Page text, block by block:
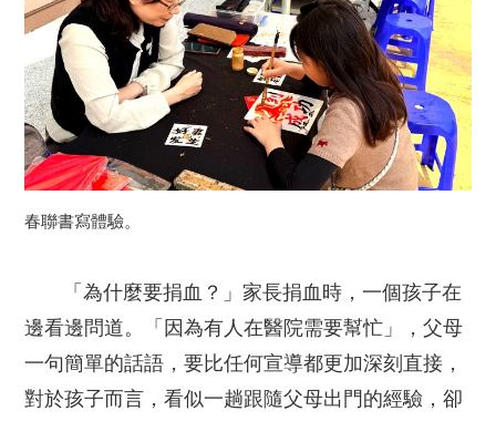
春聯書寫體驗。
「為什麼要捐血？」家長捐血時，一個孩子在
邊看邊問道。「因為有人在醫院需要幫忙」，父母
一句簡單的話語，要比任何宣導都更加深刻直接，
對於孩子而言，看似一趟跟隨父母出門的經驗，卻